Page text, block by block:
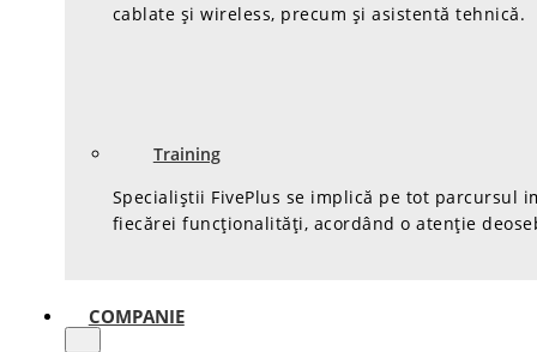
cablate și wireless, precum și asistentă tehnică.
Training
Specialiștii FivePlus se implică pe tot parcursul
fiecărei funcționalități, acordând o atenție
COMPANIE